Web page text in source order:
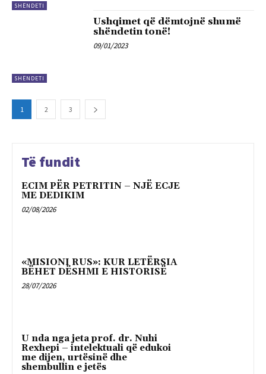
SHËNDETI
SHËNDETI
Ushqimet që dëmtojnë shumë
shëndetin tonë!
09/01/2023
1 2 3
Të fundit
ECIM PËR PETRITIN – NJË ECJE
ME DEDIKIM
02/08/2026
«MISIONI RUS»: KUR LETËRSIA
BËHET DËSHMI E HISTORISË
28/07/2026
U nda nga jeta prof. dr. Nuhi
Rexhepi – intelektuali që edukoi
me dijen, urtësinë dhe
shembullin e jetës